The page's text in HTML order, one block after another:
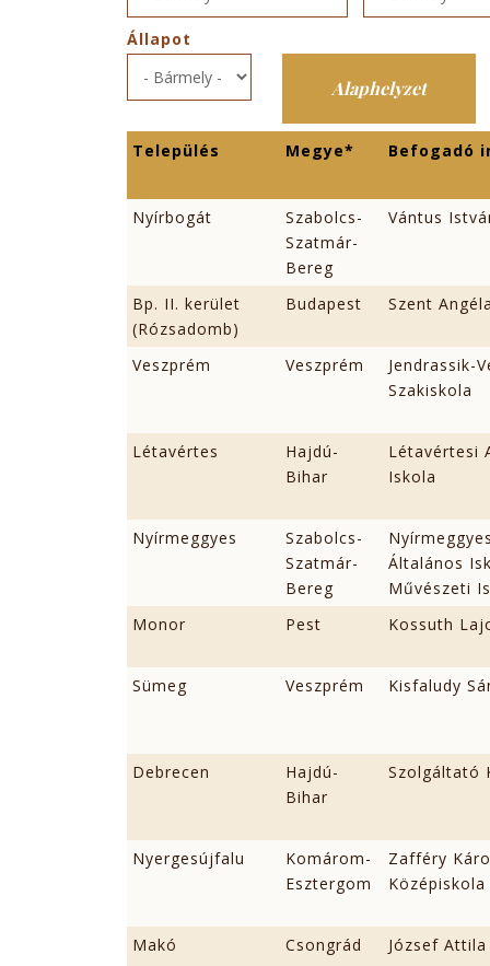
Állapot
Település Megye* Befogadó
Nyírbogát
Szabolcs-
Szatmár-
Bereg
Vántus
Bp. II. kerület
(Rózsadomb)
Budapest Szent
Veszprém Veszprém
Jendrassik-
Szakiskola
Létavértes
Hajdú-
Bihar
Létavértesi
Iskola
Nyírmeggyes
Szabolcs-
Szatmár-
Bereg
Általános
Művészeti
Monor
Pest Kossuth
Sümeg Veszprém Kisfaludy
Debrecen
Hajdú-
Bihar
Szolgáltató
Nyergesújfalu
Komárom-
Esztergom
Zafféry
Középiskola
Makó Csongrád József